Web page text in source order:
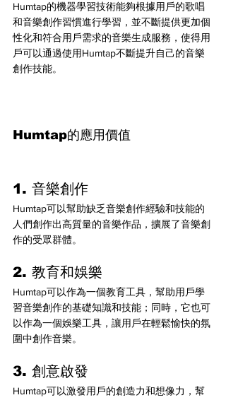
Humtap的機器學習技術能夠根據用戶的歌唱
和音樂創作習慣進行學習，並不斷提供更加個
性化和符合用戶需求的音樂生成服務，使得用
戶可以通過使用Humtap不斷提升自己的音樂
創作技能。
Humtap的應用價值
1. 音樂創作
Humtap可以幫助缺乏音樂創作經驗和技能的
人們創作出高質量的音樂作品，擴展了音樂創
作的受眾群體。
2. 教育和娛樂
Humtap可以作為一個教育工具，幫助用戶學
習音樂創作的基礎知識和技能；同時，它也可
以作為一個娛樂工具，讓用戶在輕鬆愉快的氛
圍中創作音樂。
3. 創意啟發
Humtap可以激發用戶的創造力和想像力，幫